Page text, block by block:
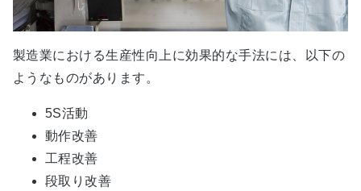
製造業における生産性向上に効果的な手法には、以下の
ようなものがあります。
5S活動
動作改善
工程改善
段取り改善